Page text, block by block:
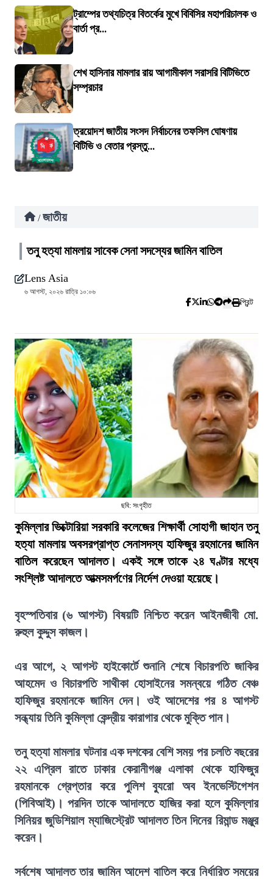
ট্রাম্পের তথ্যচিত্র বিতর্কের মুখে বিবিসির মহাপরিচালক ও
বার্তা প্র...
শেখ হাসিনার মামলার রায় আগামীকাল সরাসরি বিটিভিতে
সম্প্রচার
ত্রয়োদশ জাতীয় সংসদ নির্বাচনের তফসিল ঘোষণায়
বিটিভি ও বেতার প্রস্তু...
/ জাতীয়
তনু হত্যা মামলায় সাবেক সেনা সদস্যের জামিন বাতিল
Lens Asia
৬ আগস্ট, ২০২৬ রাত্রি ১০:০৬
প্রিন্ট
ছবি: সংগৃহীত
কুমিল্লার ভিক্টোরিয়া সরকারি কলেজের শিক্ষার্থী সোহাগী জাহান তনু
হত্যা মামলায় অবসরপ্রাপ্ত সেনাসদস্য হাফিজুর রহমানের জামিন
বাতিল করেছেন আদালত। একই সঙ্গে তাকে ২৪ ঘণ্টার মধ্যে
সংশ্লিষ্ট আদালতে আত্মসমর্পণের নির্দেশ দেওয়া হয়েছে।
বৃহস্পতিবার (৬ আগস্ট) বিষয়টি নিশ্চিত করেন আইনজীবী মো.
রুহুল কুদ্দুস কাজল।
এর আগে, ২ আগস্ট হাইকোর্টে শুনানি শেষে বিচারপতি জাকির
আহমেদ ও বিচারপতি সাথীকা হোসাইনের সমন্বয়ে গঠিত বেঞ্চ
হাফিজুর রহমানকে জামিন দেন। ওই আদেশের পর ৪ আগস্ট
সন্ধ্যায় তিনি কুমিল্লা কেন্দ্রীয় কারাগার থেকে মুক্তি পান।
তনু হত্যা মামলার ঘটনার এক দশকের বেশি সময় পর চলতি বছরের
২২ এপ্রিল রাতে ঢাকার কেরানীগঞ্জ এলাকা থেকে হাফিজুর
রহমানকে গ্রেপ্তার করে পুলিশ ব্যুরো অব ইনভেস্টিগেশন
(পিবিআই)। পরদিন তাকে আদালতে হাজির করা হলে কুমিল্লার
সিনিয়র জুডিশিয়াল ম্যাজিস্ট্রেট আদালত তিন দিনের রিমান্ড মঞ্জুর
করেন।
সর্বশেষ আদালত তার জামিন আদেশ বাতিল করে নির্ধারিত সময়ের